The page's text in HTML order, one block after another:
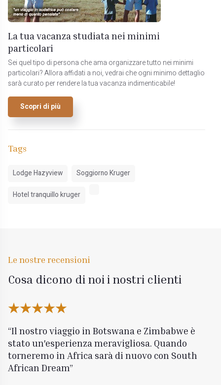
La tua vacanza studiata nei minimi
particolari
Sei quel tipo di persona che ama organizzare tutto nei minimi
particolari? Allora affidati a noi, vedrai che ogni minimo dettaglio
sarà curato per rendere la tua vacanza indimenticabile!
Scopri di più
Tags
Lodge Hazyview Soggiorno Kruger
Hotel tranquillo kruger
Le nostre recensioni
Cosa dicono di noi i nostri clienti
Il nostro viaggio in Botswana e Zimbabwe è
stato un'esperienza meravigliosa. Quando
torneremo in Africa sarà di nuovo con South
African Dream